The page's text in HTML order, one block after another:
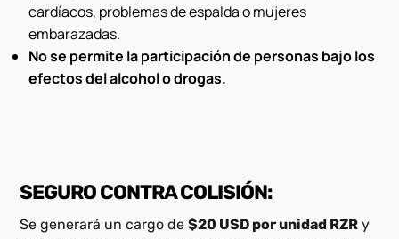
cardíacos, problemas de espalda o mujeres
embarazadas.
No se permite la participación de personas bajo los
efectos del alcohol o drogas.
SEGURO CONTRA COLISIÓN:
Se generará un cargo de$20 USD por unidad RZR y